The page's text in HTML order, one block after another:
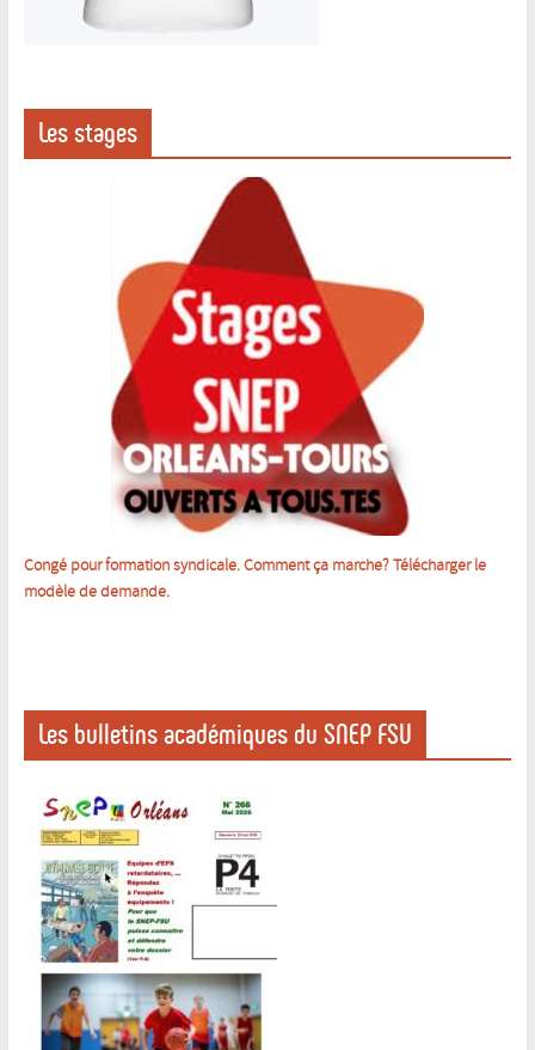
Les stages
Congé pour formation syndicale. Comment ça marche? Télécharger le
modèle de demande.
Les bulletins académiques du SNEP FSU